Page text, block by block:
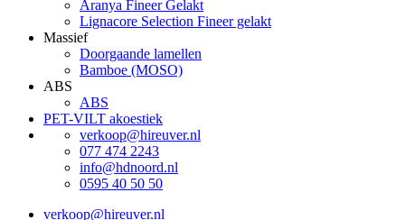
Aranya Fineer Gelakt
Lignacore Selection Fineer gelakt
Massief
Doorgaande lamellen
Bamboe (MOSO)
ABS
ABS
PET-VILT akoestiek
verkoop@hireuver.nl
077 474 2243
info@hdnoord.nl
0595 40 50 50
verkoop@hireuver.nl